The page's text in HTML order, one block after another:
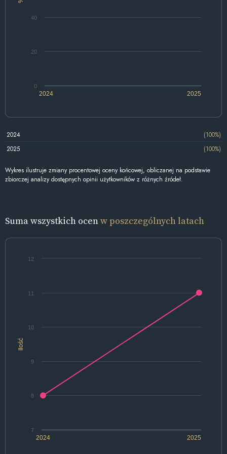
2024 2025
0
20
40
2024
(100%)
2025
(100%)
Wykres ilustruje zmiany procentowej oceny końcowej, obliczanej na podstawie
zbiorczej analizy dostępnych opinii użytkowników z różnych źródeł.
Suma wszystkich ocenw poszczególnych latach
Ilość
2024 2025
7
8
9
10
11
12